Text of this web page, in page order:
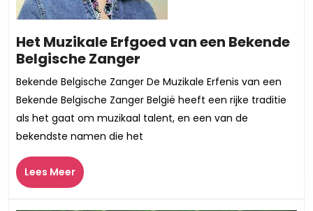
Het Muzikale Erfgoed van een Bekende
Belgische Zanger
Muzikale
Erfgoed
van
een
Bekende
Bekende Belgische Zanger De Muzikale Erfenis van een
Bekende Belgische Zanger België heeft een rijke traditie
als het gaat om muzikaal talent, en een van de
bekendste namen die het
Lees MeerLees
Meer